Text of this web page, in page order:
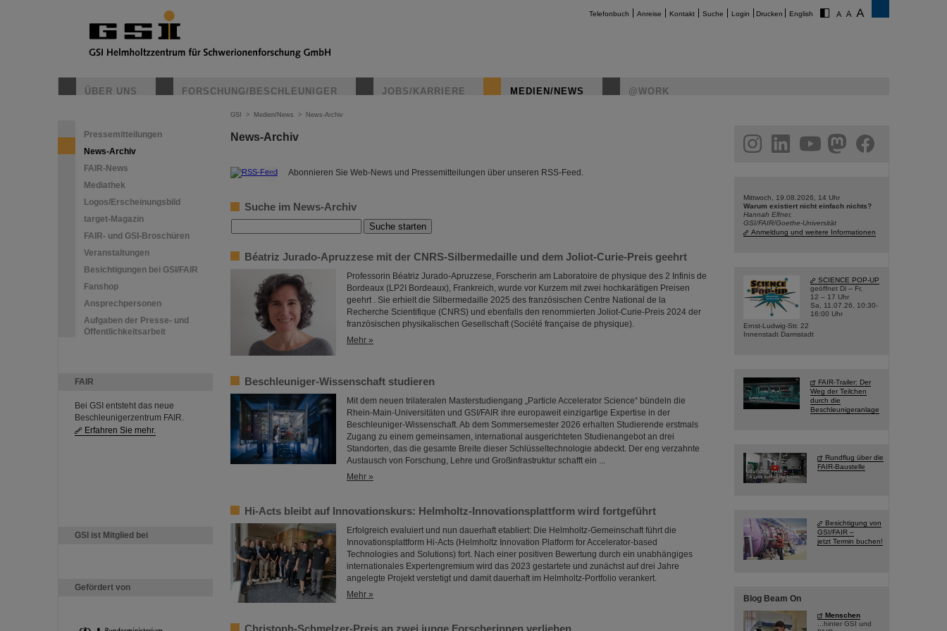
Telefonbuch Anreise Kontakt Suche Login Drucken English
ÜBER UNS FORSCHUNG/BESCHLEUNIGER JOBS/KARRIERE MEDIEN/NEWS @WORK
Pressemitteilungen
News-Archiv
FAIR-News
Mediathek
Logos/Erscheinungsbild
target-Magazin
FAIR- und GSI-Broschüren
Veranstaltungen
Besichtigungen bei GSI/FAIR
Fanshop
Ansprechpersonen
Aufgaben der Presse- und
Öffentlichkeitsarbeit
FAIR
Bei GSI entsteht das neue
Beschleunigerzentrum FAIR.
Erfahren Sie mehr.
GSI ist Mitglied bei
Gefördert von
GSI > Medien/News > News-Archiv
News-Archiv
© Abonnieren Sie Web-News und Pressemitteilungen über unseren RSS-Feed.
Suche im News-Archiv
Béatriz Jurado-Apruzzese mit der CNRS-Silbermedaille und dem Joliot-Curie-Preis geehrt
Professorin Béatriz Jurado-Apruzzese, Forscherin am Laboratoire de physique des 2 Infinis de
Bordeaux (LP2I Bordeaux), Frankreich, wurde vor Kurzem mit zwei hochkarätigen Preisen
geehrt . Sie erhielt die Silbermedaille 2025 des französischen Centre National de la
Recherche Scientifique (CNRS) und ebenfalls den renommierten Joliot-Curie-Preis 2024 der
französischen physikalischen Gesellschaft (Société française de physique).
Mehr »
Beschleuniger-Wissenschaft studieren
Mit dem neuen trilateralen Masterstudiengang „Particle Accelerator Science“ bündeln die
Rhein-Main-Universitäten und GSI/FAIR ihre europaweit einzigartige Expertise in der
Beschleuniger-Wissenschaft. Ab dem Sommersemester 2026 erhalten Studierende erstmals
Zugang zu einem gemeinsamen, international ausgerichteten Studienangebot an drei
Standorten, das die gesamte Breite dieser Schlüsseltechnologie abdeckt. Der eng verzahnte
Austausch von Forschung, Lehre und Großinfrastruktur schafft ein ...
Mehr »
Hi-Acts bleibt auf Innovationskurs: Helmholtz-Innovationsplattform wird fortgeführt
Erfolgreich evaluiert und nun dauerhaft etabliert: Die Helmholtz-Gemeinschaft führt die
Innovationsplattform Hi-Acts (Helmholtz Innovation Platform for Accelerator-based
Technologies and Solutions) fort. Nach einer positiven Bewertung durch ein unabhängiges
internationales Expertengremium wird das 2023 gestartete und zunächst auf drei Jahre
angelegte Projekt verstetigt und damit dauerhaft im Helmholtz-Portfolio verankert.
Mehr »
Christoph-Schmelzer-Preis an zwei junge Forscherinnen verliehen
facebook
Mittwoch, 19.08.2026, 14 Uhr
Warum existiert nicht einfach nichts?
Hannah Elfner,
GSI/FAIR/Goethe-Universität
Anmeldung und weitere Informationen
SCIENCE POP-UP
geöffnet Di – Fr,
12 – 17 Uhr
Sa, 11.07.26, 10:30-
16:00 Uhr
Ernst-Ludwig-Str. 22
Innenstadt Darmstadt
FAIR-Trailer: Der
Weg der Teilchen
durch die
Beschleunigeranlage
Rundflug über die
FAIR-Baustelle
Besichtigung von
GSI/FAIR –
jetzt Termin buchen!
Blog Beam On
Menschen
...hinter GSI und